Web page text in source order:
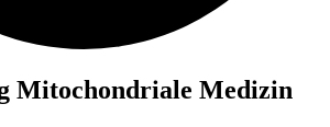
Mitochondriale Medizin